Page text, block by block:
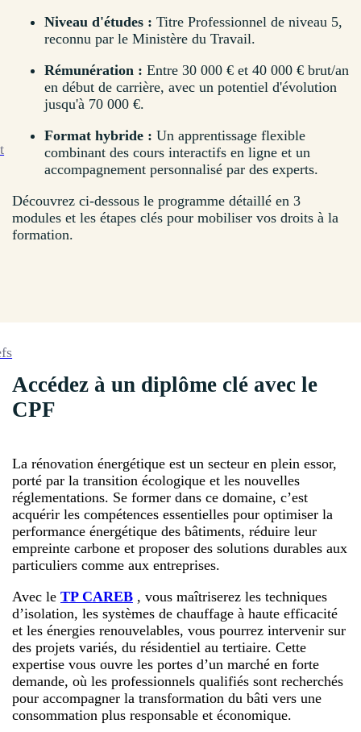
Niveau d'études : Titre Professionnel de niveau 5,
reconnu par le Ministère du Travail.
Rémunération : Entre 30 000 € et 40 000 € brut/an
en début de carrière, avec un potentiel d'évolution
jusqu'à 70 000 €.
Format hybride : Un apprentissage flexible
combinant des cours interactifs en ligne et un
accompagnement personnalisé par des experts.
Découvrez ci-dessous le programme détaillé en 3
modules et les étapes clés pour mobiliser vos droits à la
formation.
Accédez à un diplôme clé avec le
CPF
La rénovation énergétique est un secteur en plein essor,
porté par la transition écologique et les nouvelles
réglementations. Se former dans ce domaine, c’est
acquérir les compétences essentielles pour optimiser la
performance énergétique des bâtiments, réduire leur
empreinte carbone et proposer des solutions durables aux
particuliers comme aux entreprises.
Avec le TP CAREB , vous maîtriserez les techniques
d’isolation, les systèmes de chauffage à haute efficacité
et les énergies renouvelables, vous pourrez intervenir sur
des projets variés, du résidentiel au tertiaire. Cette
expertise vous ouvre les portes d’un marché en forte
demande, où les professionnels qualifiés sont recherchés
pour accompagner la transformation du bâti vers une
consommation plus responsable et économique.